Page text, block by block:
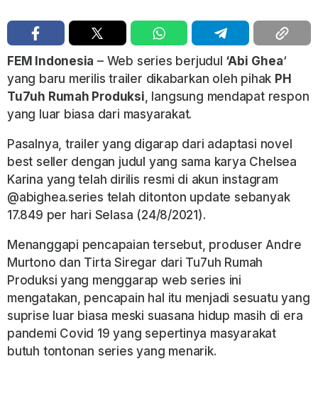
FEM Indonesia – Web series berjudul ‘Abi Ghea‘
yang baru merilis trailer dikabarkan oleh pihak PH
Tu7uh Rumah Produksi, langsung mendapat respon
yang luar biasa dari masyarakat.
Pasalnya, trailer yang digarap dari adaptasi novel
best seller dengan judul yang sama karya Chelsea
Karina yang telah dirilis resmi di akun instagram
@abighea.series telah ditonton update sebanyak
17.849 per hari Selasa (24/8/2021).
Menanggapi pencapaian tersebut, produser Andre
Murtono dan Tirta Siregar dari Tu7uh Rumah
Produksi yang menggarap web series ini
mengatakan, pencapain hal itu menjadi sesuatu yang
suprise luar biasa meski suasana hidup masih di era
pandemi Covid 19 yang sepertinya masyarakat
butuh tontonan series yang menarik.